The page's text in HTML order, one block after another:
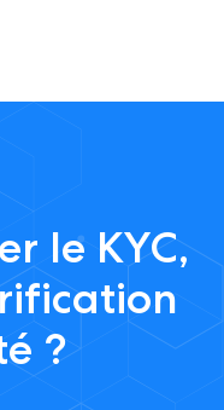
le KYC,
?